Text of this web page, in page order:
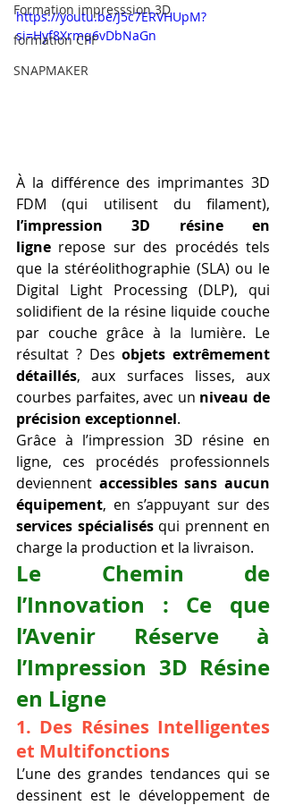
Formation impresssion 3D
formation CPF
SNAPMAKER
https://youtu.be/J5c7ERVHUpM?
si=Hyf8Xrmq6vDbNaGn
À la différence des imprimantes 3D
l’impression 3D résine en
ligne repose sur des procédés tels
que la stéréolithographie (SLA) ou le
Digital Light Processing (DLP), qui
solidifient de la résine liquide couche
par couche grâce à la lumière. Le
résultat ? Des objets extrêmement
détaillés, aux surfaces lisses, aux
courbes parfaites, avec un niveau de
précision exceptionnel.
Grâce à l’impression 3D résine en
ligne, ces procédés professionnels
deviennent accessibles sans aucun
équipement
services spécialisés qui prennent en
charge la production et la livraison.
Le Chemin de
l’Innovation : Ce que
l’Avenir Réserve à
l’Impression 3D Résine
en Ligne
1. Des Résines Intelligentes
et Multifonctions
L’une des grandes tendances qui se